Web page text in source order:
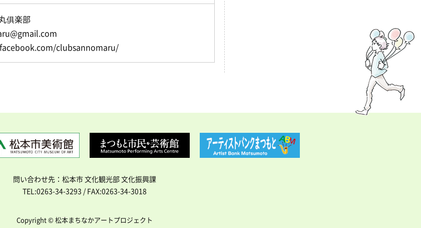
俱楽部
clubsannomaru/
問い合わせ先：松本市 文化観光部 文化振興課
TEL:0263-34-3293 / FAX:0263-34-3018
Copyright © 松本まちなかアートプロジェクト